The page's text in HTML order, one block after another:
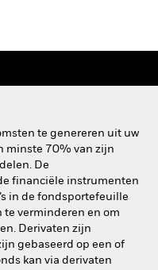
te genereren uit uw
minste 70% van zijn
De
financiële instrumenten
in de fondsportefeuille
verminderen en om
Derivaten zijn
gebaseerd op een of
kan via derivaten